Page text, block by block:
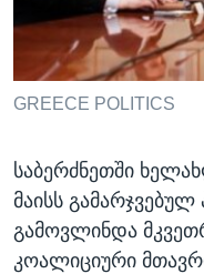
ᲡᲢᲣᲓᲘᲐ ᲕᲐᲨᲘᲜᲒᲢᲝᲜᲘ
ᲔᲙᲝᲜᲝᲛᲘᲙᲐ
ᲯᲐᲜᲛᲠᲗᲔᲚᲝᲑᲐ
ᲛᲔᲪᲜᲘᲔᲠᲔᲑᲐ
ᲙᲣᲚᲢᲣᲠᲐ
ᲒᲐᲚᲘᲚᲔᲝ
ᲓᲔᲖᲘᲜᲤᲝᲠᲛᲐᲪᲘᲐ
Learning English
ᲗᲕᲐᲚᲘ ᲒᲕᲐᲓᲔᲕᲜᲔᲗ
ენები
GREECE POLITICS
საბერძნეთში
მაისს
გამოვლინდა
კოალიციური